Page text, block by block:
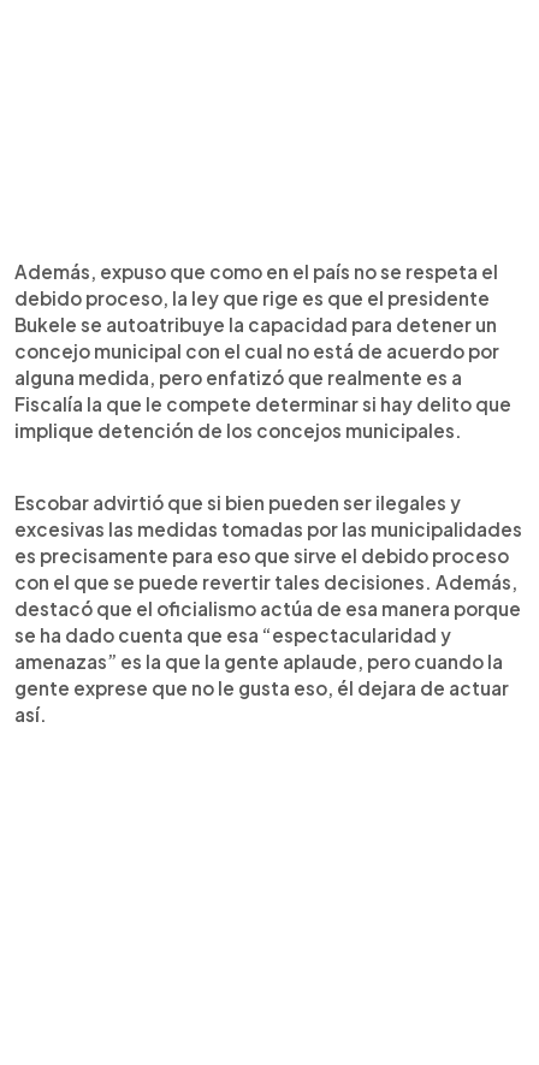
Además, expuso que como en el país no se respeta el
debido proceso, la ley que rige es que el presidente
Bukele se autoatribuye la capacidad para detener un
concejo municipal con el cual no está de acuerdo por
alguna medida, pero enfatizó que realmente es a
Fiscalía la que le compete determinar si hay delito que
implique detención de los concejos municipales.
Escobar advirtió que si bien pueden ser ilegales y
excesivas las medidas tomadas por las municipalidades
es precisamente para eso que sirve el debido proceso
con el que se puede revertir tales decisiones. Además,
destacó que el oficialismo actúa de esa manera porque
se ha dado cuenta que esa “espectacularidad y
amenazas” es la que la gente aplaude, pero cuando la
gente exprese que no le gusta eso, él dejara de actuar
así.